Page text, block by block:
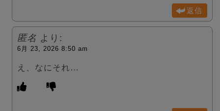
返信
匿名 より:
6月 23, 2026 8:50 am
え、なにそれ…